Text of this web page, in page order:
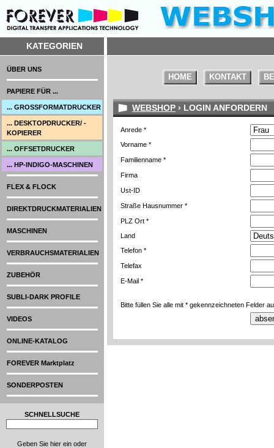
KATEGORIEN
SCHNELLSUCHE
Geben Sie hier ein oder
HOME KONTAKT
WEBSHOP › LOGIN ANFORDERN
Anrede *
Vorname *
Familienname *
Firma
Ust-ID
Straße Hausnummer *
PLZ Ort *
Land
Telefon *
Telefax
E-Mail *
Bitte füllen Sie alle mit * gekennzeichneten Felder
ÜBER UNS
PAPIERE FÜR ...
... GROSSFORMATDRUCKER
... DESKTOPDRUCKER/ -
KOPIERER
... OFFSETDRUCKER
... HP-INDIGO-MASCHINEN
FLEX & FLOCK
DIREKTDRUCKMATERIALIEN
MASCHINEN
VERBRAUCHSMATERIALIEN
ZUBEHÖR
SUBLI-DARK PROFILE
VIDEOS
ONLINE-KATALOG
FOREVER Marktplatz
SONDERPOSTEN